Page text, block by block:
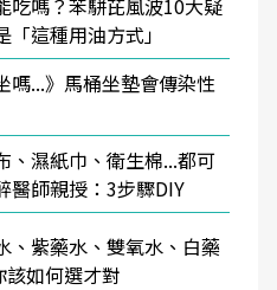
吃嗎？苯駢芘風波10大疑
這種用油方式」
嗎...》馬桶坐墊會傳染性
、濕紙巾、衛生棉...都可
醫師親授：3步驟DIY
、紫藥水、雙氧水、白藥
如何選才對